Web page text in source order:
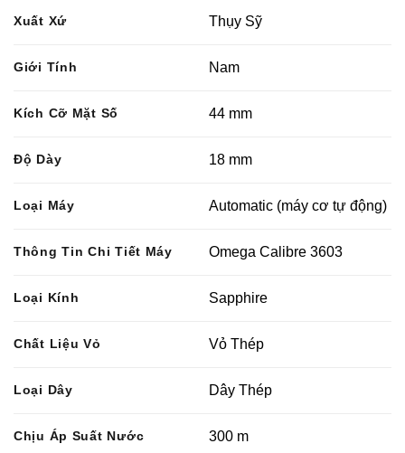
Xuất Xứ Thụy Sỹ
Giới Tính Nam
Kích Cỡ Mặt Số 44 mm
Độ Dày 18 mm
Loại Máy Automatic (máy cơ tự động)
Thông Tin Chi Tiết Máy Omega Calibre 3603
Loại Kính Sapphire
Chất Liệu Vỏ Vỏ Thép
Loại Dây Dây Thép
Chịu Áp Suất Nước 300 m